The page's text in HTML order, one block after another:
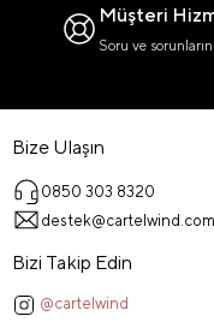
Müşteri
Soru ve
Bize Ulaşın
0850 303 8320
destek@cartelwind.com
Bizi Takip Edin
@cartelwind